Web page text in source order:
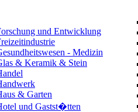
und Entwicklung
- Medizin
& Keramik & Stein
& Garten
und Gastst�tten